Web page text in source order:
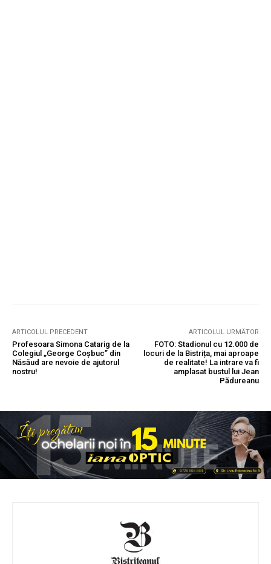
ARTICOLUL PRECEDENT
Profesoara Simona Catarig de la
Colegiul „George Coșbuc” din
Năsăud are nevoie de ajutorul
nostru!
ARTICOLUL URMĂTOR
FOTO: Stadionul cu 12.000 de
locuri de la Bistrița, mai aproape
de realitate! La intrare va fi
amplasat bustul lui Jean
Pădureanu